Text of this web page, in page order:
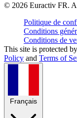
© 2026 Euractiv FR.
Politique de
Conditions
Conditions de
This site is protected
Policy and Terms of
Français